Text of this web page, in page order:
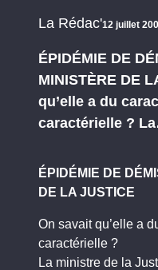
La Rédac'12 juillet
ÉPIDÉMIE DE
MINISTÈRE DE
qu’elle a du
caractérielle ?
ÉPIDÉMIE DE
DE LA JUSTICE
On savait qu’elle a
caractérielle ?
La ministre de la